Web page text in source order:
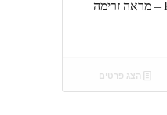
Kio-Flowtech – Z300T – מראה זרימה
הצג פרטים